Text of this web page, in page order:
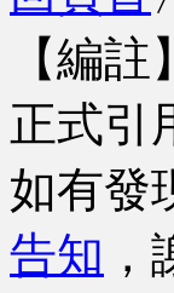
【編
正式引
如有發
告知